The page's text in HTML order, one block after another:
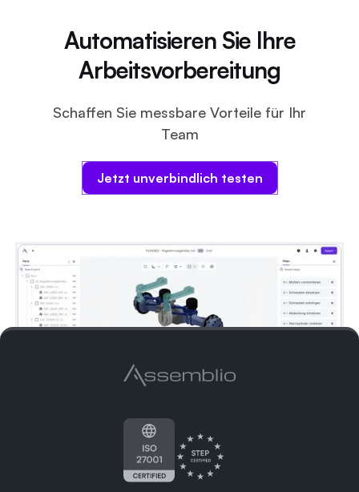
Automatisieren Sie Ihre
Arbeitsvorbereitung
Schaffen Sie messbare Vorteile für Ihr
Team
Jetzt unverbindlich testen